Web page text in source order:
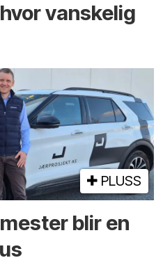
vanskelig
PLUSS
blir en